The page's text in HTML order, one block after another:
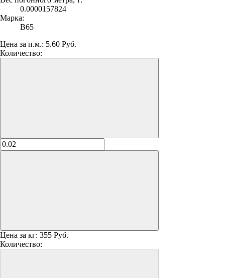
0.0000157824
Марка:
В65
Цена за п.м.: 5.60 Руб.
Количество:
Цена за кг: 355 Руб.
Количество: